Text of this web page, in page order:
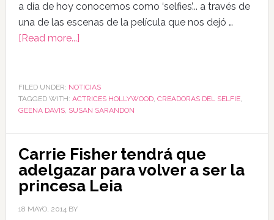
a día de hoy conocemos como ‘selfies’... a través de
una de las escenas de la película que nos dejó …
[Read more...]
FILED UNDER: NOTICIAS
TAGGED WITH: ACTRICES HOLLYWOOD, CREADORAS DEL SELFIE,
GEENA DAVIS, SUSAN SARANDON
Carrie Fisher tendrá que
adelgazar para volver a ser la
princesa Leia
18 MAYO, 2014 BY